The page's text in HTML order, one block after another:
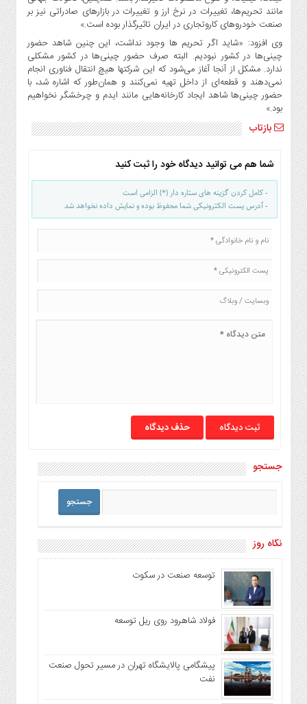
مانند تحریم‌ها، تغییرات در نرخ ارز و تغییرات در بازارهای صادراتی نیز بر
صنعت خودروهای کاروتجاری در ایران تاثیرگذار بوده است.»
وی افزود: «شاید اگر تحریم ها وجود نداشت، این چنین شاهد حضور
چینی‌ها در کشور نبودیم. البته صرف حضور چینی‌ها در کشور مشکلی
ندارد. مشکل از آنجا آغاز می‌شود که این شرکت‎ها هیچ انتقال فناوری انجام
نمی‌دهند و قطعه‌ای از داخل تهیه نمی‌کنند و همان‌طور که اشاره شد، با
حضور چینی‌ها شاهد ایجاد کارخانه‌هایی مانند ایدم و چرخشگر نخواهیم
بود.»
بازتاب
شما هم می توانید دیدگاه خود را ثبت کنید
- کامل کردن گزینه های ستاره دار (*) الزامی است
- آدرس پست الکترونیکی شما محفوظ بوده و نمایش داده نخواهد شد
حذف دیدگاه
جستجو
نگاه روز
توسعه صنعت در سکوت
فولاد شاهرود روی ریل توسعه
پیشگامی پالایشگاه تهران در مسیر تحول صنعت
نفت